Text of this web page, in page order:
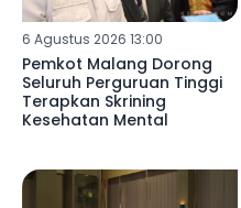
6 Agustus 2026 13:00
Pemkot Malang Dorong
Seluruh Perguruan Tinggi
Terapkan Skrining
Kesehatan Mental